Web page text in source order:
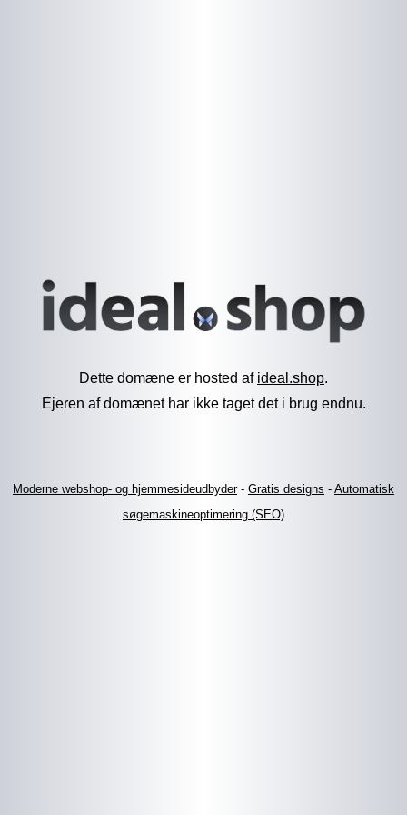
Dette domæne er hosted af ideal.shop.
Ejeren af domænet har ikke taget det i brug endnu.
Moderne webshop- og hjemmesideudbyder- Gratis designs - Automatisk
søgemaskineoptimering (SEO)